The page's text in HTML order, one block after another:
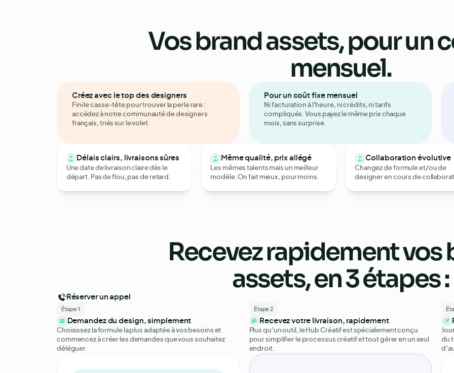
Vosbrand assets, pour un
mensuel.
Créez avec le top des designers
Fini le casse-tête pour trouver la perle rare :
accédez à notre communauté de designers
français, triés sur le volet.
Période
Avril
Plan
“Un peu”
Facturé aujourd’hui
990€
Facturé le mois précédent
Période
Avril
Plan
“Un peu”
Facturé aujourd’hui
990€
Facturé le mois précédent
Facture d’avril
Période
Avril
Plan
“Un peu”(x1)
Facturé aujourd’hui
Facturé le mois précédent
Pour un coût fixe mensuel
Ni facturation à l’heure, ni crédits, ni tarifs
compliqués. Vous payez le même prix chaque
mois, sans surprise.
Délais clairs, livraisons sûres
Une date de livraison claire dès le
départ. Pas de flou, pas de retard.
Même qualité, prix allégé
Les mêmes talents mais un meilleur
modèle. On fait mieux, pour moins.
Collaboration évolutive
Changez de formule et/ou de
designer en cours de
Recevez rapidement vos
assets, en 3 étapes :
Réserver un appel
Étape 1
Demandez du design, simplement
Choisissez la formule la plus adaptée à vos besoins et
commencez à créer les demandes que vous souhaitez
déléguer.
Étape 2
Recevez votre livraison, rapidement
Plus qu’un outil, le Hub Créatif est spécialement conçu
pour simplifier le processus créatif et tout gérer en un seul
endroit.
du